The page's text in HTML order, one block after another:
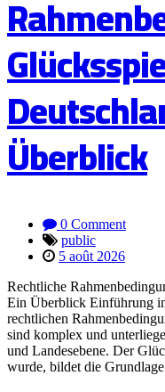
Überblick
0 Comment
public
5 août 2026
Rechtliche
Ein Überblick Einführung
rechtlichen
sind komplex und
und Landesebene. Der
wurde, bildet die